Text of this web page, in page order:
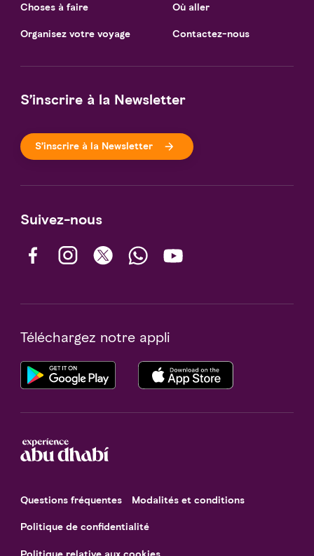
Choses à faire
Organisez votre voyage
Où aller
Contactez-nous
S’inscrire à la Newsletter
S’inscrire à la Newsletter
Suivez-nous
Téléchargez notre appli
Questions fréquentes Modalités et conditions
Politique de confidentialité